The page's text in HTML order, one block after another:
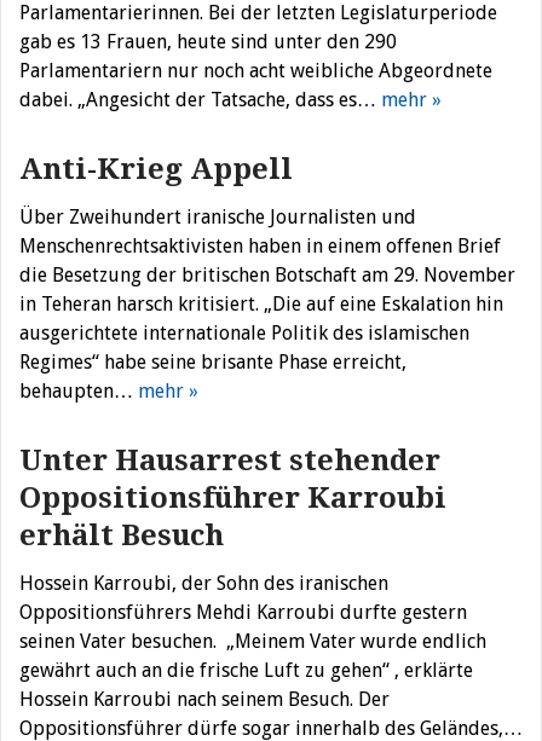
Parlamentarierinnen. Bei der letzten Legislaturperiode
gab es 13 Frauen, heute sind unter den 290
Parlamentariern nur noch acht weibliche Abgeordnete
dabei. „Angesicht der Tatsache, dass es… mehr »
Anti-Krieg Appell
Über Zweihundert iranische Journalisten und
Menschenrechtsaktivisten haben in einem offenen Brief
die Besetzung der britischen Botschaft am 29. November
in Teheran harsch kritisiert. „Die auf eine Eskalation hin
ausgerichtete internationale Politik des islamischen
Regimes“ habe seine brisante Phase erreicht,
behaupten… mehr »
Unter Hausarrest stehender
Oppositionsführer Karroubi
erhält Besuch
Hossein Karroubi, der Sohn des iranischen
Oppositionsführers Mehdi Karroubi durfte gestern
seinen Vater besuchen. „Meinem Vater wurde endlich
gewährt auch an die frische Luft zu gehen“ , erklärte
Hossein Karroubi nach seinem Besuch. Der
Oppositionsführer dürfe sogar innerhalb des Geländes,…